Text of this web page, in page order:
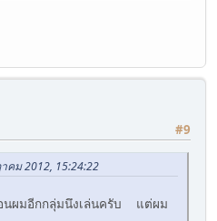
#9
คม 2012, 15:24:22
นผมอีกกลุ่มนึงเล่นครับ แต่ผม